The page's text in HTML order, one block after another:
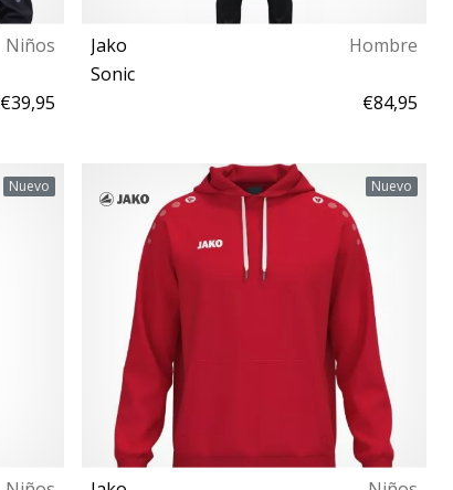
Niños
€39,95
Jako
Hombre
Sonic
€84,95
M L
Nuevo Nuevo